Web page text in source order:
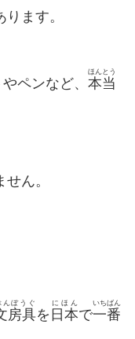
ります。
ペンなど、 本当
ほんとう
ん。
房具
んぼうぐ
を 日本
にほん
で一番
いちばん